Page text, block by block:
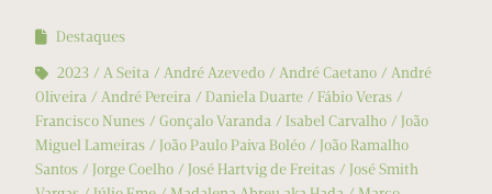
Destaques
2023
A Seita André Azevedo André Caetano
André
Oliveira
André Pereira Daniela Duarte
Fábio Veras
Francisco Nunes
Gonçalo Varanda Isabel Carvalho
João
Miguel Lameiras
João Paulo Paiva Boléo
João Ramalho
Santos
Jorge Coelho José Hartvig de Freitas
José Smith